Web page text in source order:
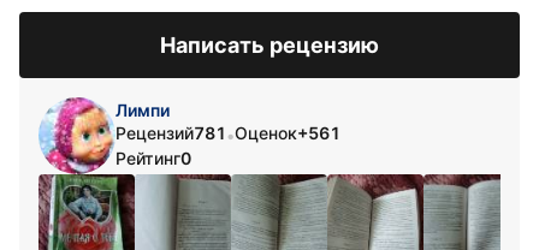
Написать рецензию
Лимпи
Рецензий781 •Оценок+561
Рейтинг0